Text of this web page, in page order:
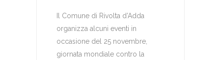
Il Comune di Rivolta d’Adda
organizza alcuni eventi in
occasione del 25 novembre,
giornata mondiale contro la